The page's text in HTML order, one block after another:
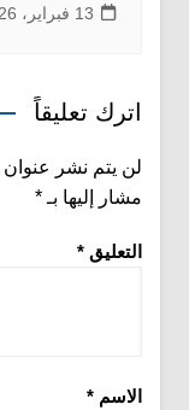
13 فبراير، 2026
اترك تعليقاً
لن يتم نشر عنوان
مشار إليها بـ *
التعليق *
الاسم *